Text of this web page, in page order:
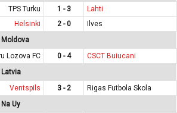
TPS Turku 1 - 3
Lahti
Helsinki 2 - 0
Ilves
Moldova
Lozova FC 0 - 4
CSCT Buiucani
Latvia
Ventspils 3 - 2
Rigas Futbola Skola
Uy